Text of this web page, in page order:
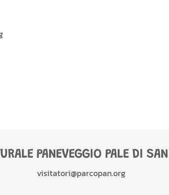
PANEVEGGIO PALE DI
visitatori@parcopan.org